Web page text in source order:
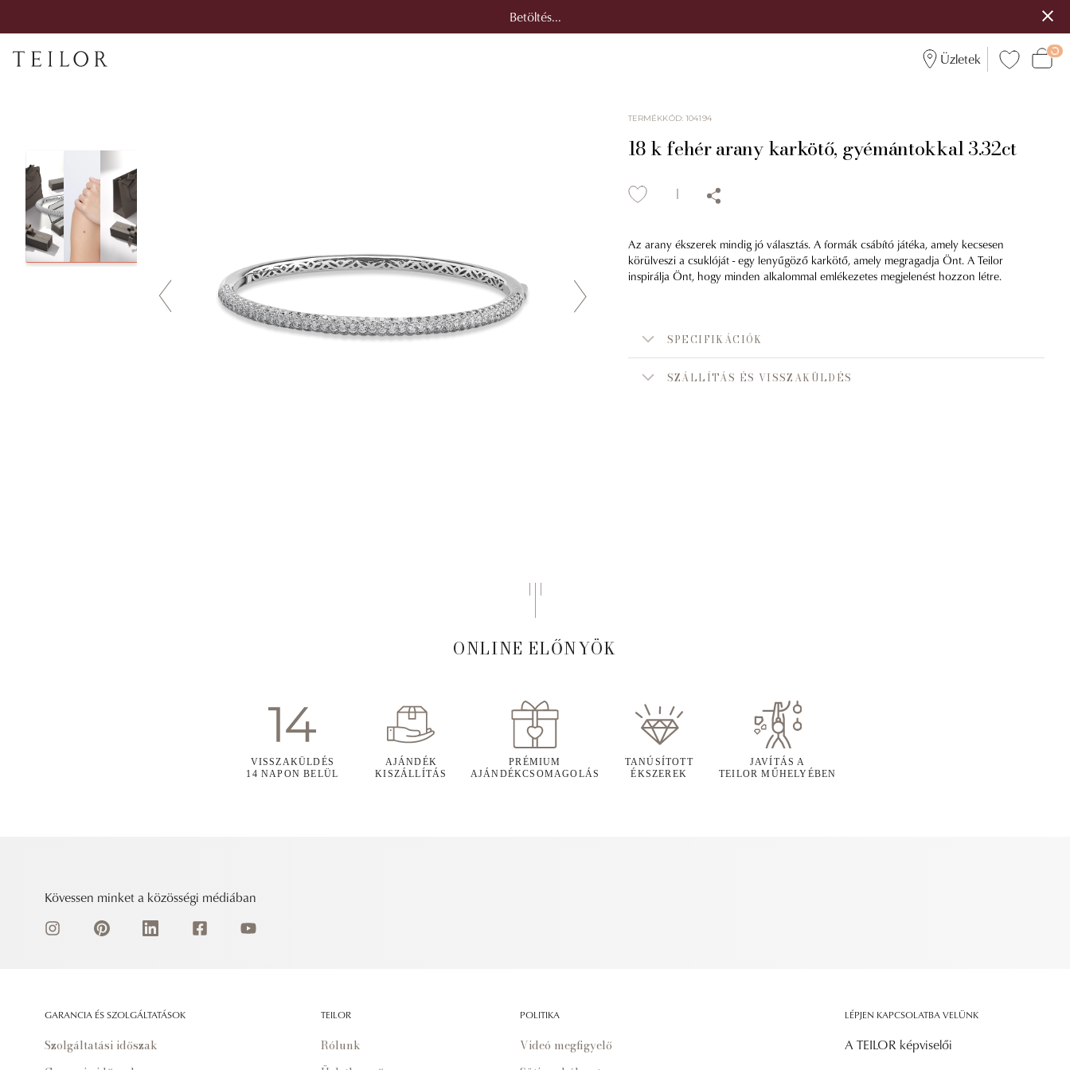
Betöltés...
Üzletek
TERMÉKKÓD:104194
18 k fehér arany karkötő, gyémántokkal 3.32ct
Az arany ékszerek mindig jó választás. A formák csábító játéka, amely kecsesen
körülveszi a csuklóját - egy lenyűgöző karkötő, amely megragadja Önt. A Teilor
inspirálja Önt, hogy minden alkalommal emlékezetes megjelenést hozzon létre.
SPECIFIKÁCIÓK
SZÁLLÍTÁS ÉS VISSZAKÜLDÉS
ONLINE ELŐNYÖK
VISSZAKÜLDÉS
14 NAPON BELÜL
AJÁNDÉK
KISZÁLLÍTÁS
PRÉMIUM
AJÁNDÉKCSOMAGOLÁS
TANÚSÍTOTT
ÉKSZEREK
JAVÍTÁS A
TEILOR MŰHELYÉBEN
Kövessen minket a közösségi médiában
GARANCIA ÉS SZOLGÁLTATÁSOK
Szolgáltatási időszak
TEILOR
Rólunk
POLITIKA
Videó megfigyelő
LÉPJEN KAPCSOLATBA VELÜNK
A TEILOR képviselői